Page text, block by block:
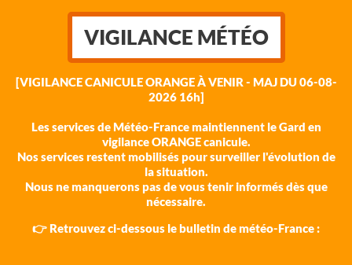
VIGILANCE MÉTÉO
[VIGILANCE CANICULE ORANGE À VENIR - MAJ DU 06-08-
2026 16h]
Les services de Météo-France maintiennent le Gard en
vigilance ORANGE canicule.
Nos services restent mobilisés pour surveiller l'évolution de
la situation.
Nous ne manquerons pas de vous tenir informés dès que
nécessaire.
👉 Retrouvez ci-dessous le bulletin de météo-France :